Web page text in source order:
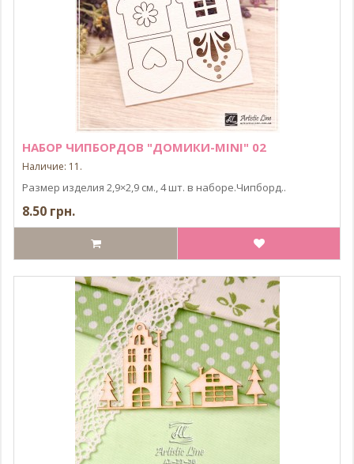
НАБОР ЧИПБОРДОВ "ДОМИКИ-MINI" 02
Наличие: 11.
Размер изделия 2,9×2,9 см., 4 шт. в наборе.Чипборд..
8.50 грн.